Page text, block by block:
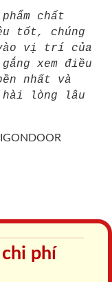
chất
tốt, chúng
vị trí của
xem điều
nhất và
hài lòng lâu
phí